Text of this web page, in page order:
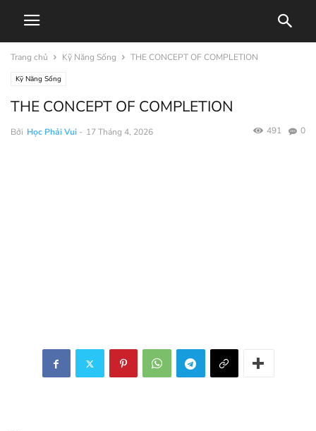
Trang chủ Kỹ Năng Sống THE CONCEPT OF COMPLETION
Kỹ Năng Sống
THE CONCEPT OF COMPLETION
Bởi Học Phải Vui - 17 Tháng 4, 2026 0
491